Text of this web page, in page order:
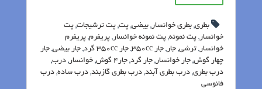
بطری, بطری خوانسار, بیضی, پت, پت ترشیجات, پت
خوانسار, پت نمونه, پت نمونه خوانسار, پریفرم, پریفرم
خوانسار, ترشی, جار, جار 350cc , جار 350cc گرد , جار بیضی, جار
چهار گوش, جار خوانسار, جار گرد, جار4 گوش , خوانسار, درب,
درب بطری, درب بطری آبند, درب بطری گازبند, درب ساده, درب
فانوسی